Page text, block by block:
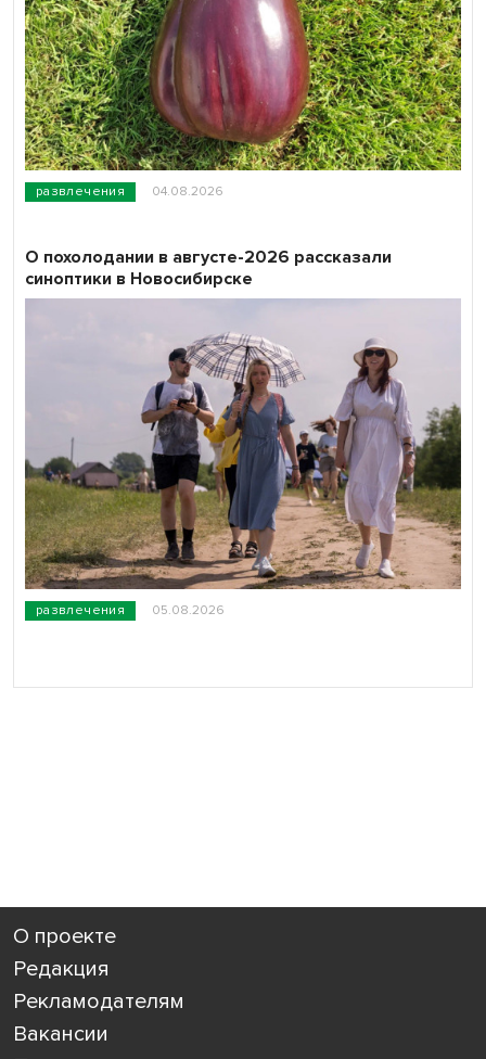
развлечения 04.08.2026
развлечения 05.08.2026
О похолодании в августе-2026 рассказали
синоптики в Новосибирске
О проекте
Редакция
Рекламодателям
Вакансии